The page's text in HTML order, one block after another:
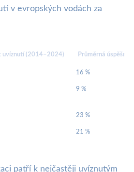
v evropských vodách za
uvíznutí (2014–2024) Průměrná
16 %
9 %
23 %
21 %
patří k nejčastěji uvíznutým